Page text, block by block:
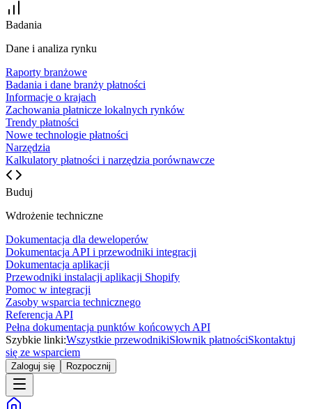
Badania
Dane i analiza rynku
Raporty branżowe
Badania i dane branży płatności
Informacje o krajach
Zachowania płatnicze lokalnych rynków
Trendy płatności
Nowe technologie płatności
Narzędzia
Kalkulatory płatności i narzędzia porównawcze
Buduj
Wdrożenie techniczne
Dokumentacja dla deweloperów
Dokumentacja API i przewodniki integracji
Dokumentacja aplikacji
Przewodniki instalacji aplikacji Shopify
Pomoc w integracji
Zasoby wsparcia technicznego
Referencja API
Pełna dokumentacja punktów końcowych API
Szybkie linki:Wszystkie przewodnikiSłownik płatnościSkontaktuj
się ze wsparciem
Zaloguj się Rozpocznij